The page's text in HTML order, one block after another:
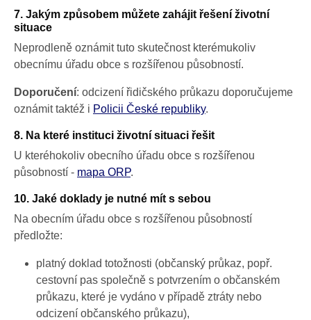
7. Jakým způsobem můžete zahájit řešení životní
situace
Neprodleně oznámit tuto skutečnost kterémukoliv
obecnímu úřadu obce s rozšířenou působností.
Doporučení: odcizení řidičského průkazu doporučujeme
oznámit taktéž i Policii České republiky.
8. Na které instituci životní situaci řešit
U kteréhokoliv obecního úřadu obce s rozšířenou
působností - mapa ORP.
10. Jaké doklady je nutné mít s sebou
Na obecním úřadu obce s rozšířenou působností
předložte:
platný doklad totožnosti (občanský průkaz, popř.
cestovní pas společně s potvrzením o občanském
průkazu, které je vydáno v případě ztráty nebo
odcizení občanského průkazu),